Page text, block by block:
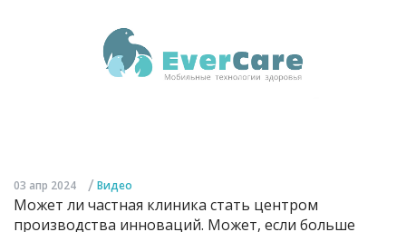
03 апр 2024 / Видео
Может ли частная клиника стать центром
производства инноваций. Может, если больше